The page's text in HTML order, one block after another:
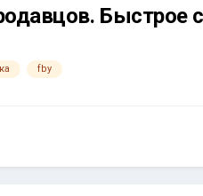
Быстрое
fby